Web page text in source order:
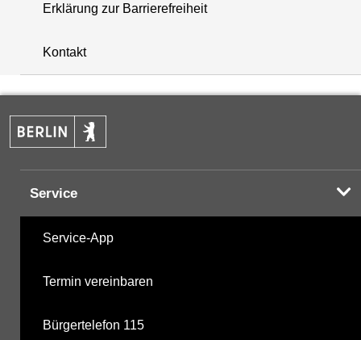
+
−
Erklärung zur Barrierefreiheit
Kontakt
Service
Service-App
Termin vereinbaren
Bürgertelefon 115